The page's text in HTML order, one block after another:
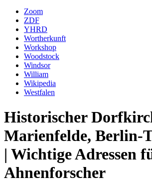
Zoom
ZDF
YHRD
Wortherkunft
Workshop
Woodstock
Windsor
William
Wikipedia
Westfalen
Historischer
Marienfelde, Berlin-
| Wichtige Adressen
Ahnenforscher